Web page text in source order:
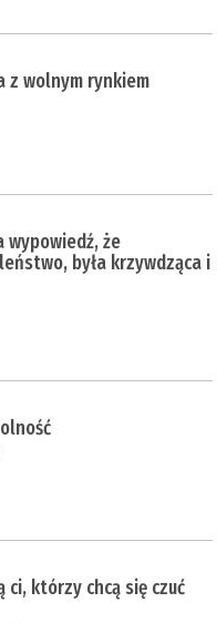
z wolnym rynkiem
wypowiedź, że
była krzywdząca i
ci, którzy chcą się czuć